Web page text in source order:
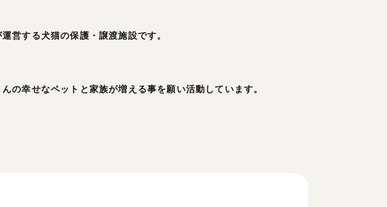
営する犬猫の保護・譲渡施設です。
の幸せなペットと家族が増える事を願い活動しています。